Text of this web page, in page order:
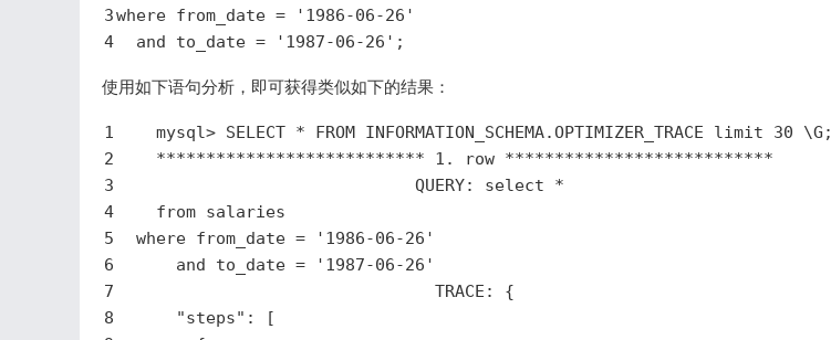
3
4
where from_date =
'1986-06-26'
and
to_date = '1987-06-26' ;
使用如下语句分析，即可获得类似如下的结果：
1
2
3
4
5
6
7
8
  mysql> SELECT * FROM INFORMATION_SCHEMA.OPTIMIZER_TRACE limit 30 \G;
  *************************** 1. row ***************************
                            QUERY:
select *
from salaries
where from_date =
'1986-06-26'
and
to_date =
'1987-06-26'
TRACE : {
"steps" : [